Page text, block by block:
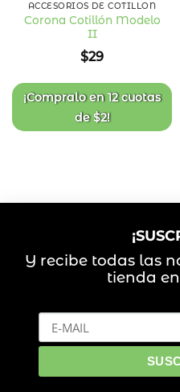
ACCESORIOS DE COTILLÓN
Corona Cotillón Modelo
II
$29
¡Compralo en12 cuotas
de$2!
Y recibe todas las
tienda